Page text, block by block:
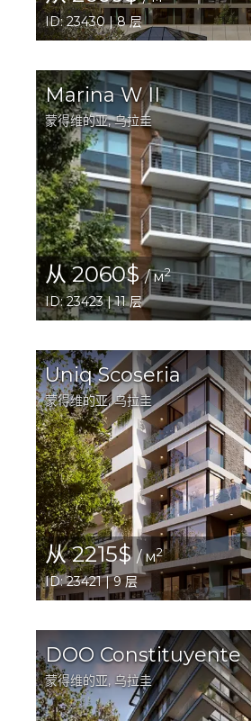
ID: 23430 | 8 层
Marina W II
蒙得维的亚, 乌拉圭
从 2060$/ м2
ID: 23423 | 11 层
Uniq Scoseria
蒙得维的亚, 乌拉圭
从 2215$ / м2
ID: 23421 | 9 层
DOO Constituyente
蒙得维的亚, 乌拉圭